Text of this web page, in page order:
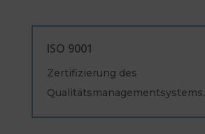
ISO 9001
Zertifizierung des
Qualitätsmanagementsystems.